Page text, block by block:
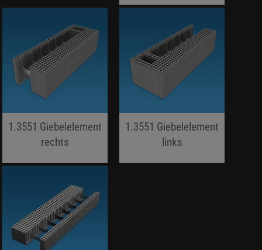
1.3551 Giebelelement
rechts
1.3551 Giebelelement
links